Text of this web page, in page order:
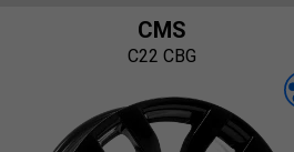
CMS
C22 CBG